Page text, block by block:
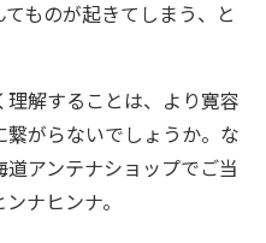
ものが起きてしまう、と
解することは、より寛容
がらないでしょうか。な
アンテナショップでご当
ナヒンナ。